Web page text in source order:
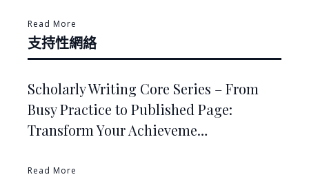
Read More
支持性網絡
Scholarly Writing Core Series – From
Busy Practice to Published Page:
Transform Your Achieveme…
Read More